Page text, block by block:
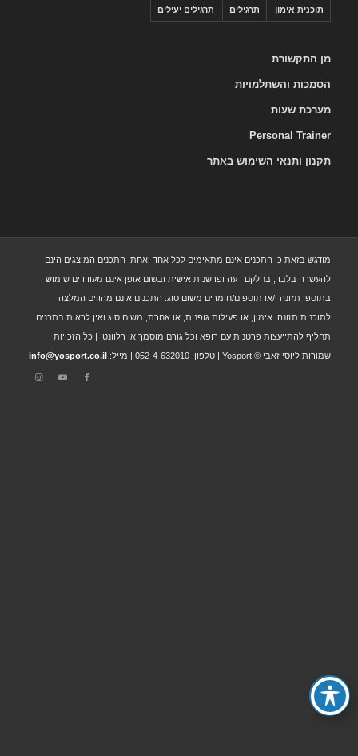
תוכנית אימון תרגילים תרגילים יעילים
מן התקשורת
הסמכות והשתלמויות
מערכת שעות
Personal Trainer
תקנון ותנאי השימוש באתר
מודגש בזאת כי התכנים אינם מתאימים לכל אחד ואחת. התכנים המוצגים הינם
להעשרה בלבד, בחלקם דעה ופרשנות אישית ובשום אופן אינם מעודדים שימוש
בתוספי תזונה ו/או תוספים/חומרים משום סוג. התכנים אינם מהווים המלצה
לתוכנית תזונה, אימון, או פעילות גופנית, או אחרת, משום סוג ואין לראות בתכנים
תחליף להתייעצות פרטנית עם רופא וכל גורם מוסמך או רלוונטי | כל הזכויות
שמורות ליוסי זאבי © Yosport | טלפון: 052-4-632010 | מייל:
info@yosport.co.il